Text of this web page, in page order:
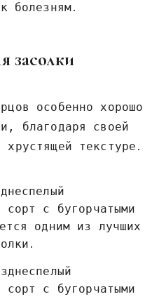
болезням․
засолки
особенно хорошо
благодаря своей
текстуре․
сорт с бугорчатыми
одним из лучших
сорт с бугорчатыми